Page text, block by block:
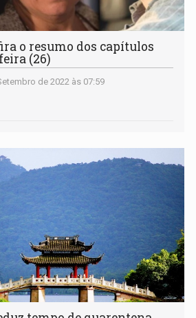
o resumo dos capítulos
(26)
de 2022 às 07:59